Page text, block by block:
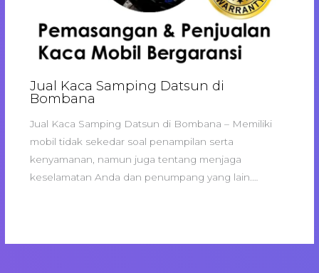
Jual Kaca Samping Datsun di
Bombana
Jual Kaca Samping Datsun di Bombana – Memiliki
mobil tidak sekedar soal penampilan serta
kenyamanan, namun juga tentang menjaga
keselamatan Anda dan penumpang yang lain.…